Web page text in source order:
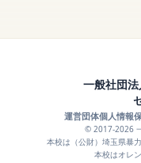
一般社団
運営団体個人情報
© 2017-2026
本校は（公財）埼玉県暴
本校はオレ